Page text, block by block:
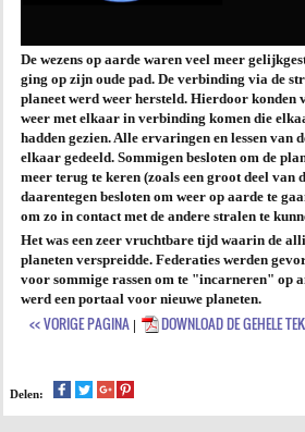
De wezens op aarde waren veel meer
ging op zijn oude pad. De verbinding via de
planeet werd weer hersteld. Hierdoor konden
weer met elkaar in verbinding komen die
hadden gezien. Alle ervaringen en lessen van
elkaar gedeeld. Sommigen besloten om de
meer terug te keren (zoals een groot deel van
daarentegen besloten om weer op aarde te
om zo in contact met de andere stralen te
Het was een zeer vruchtbare tijd waarin de
planeten verspreidde. Federaties werden
voor sommige rassen om te "incarneren" op
werd een portaal voor nieuwe planeten.
<< VORIGE PAGINA | DOWNLOAD DE GEHELE
Delen: